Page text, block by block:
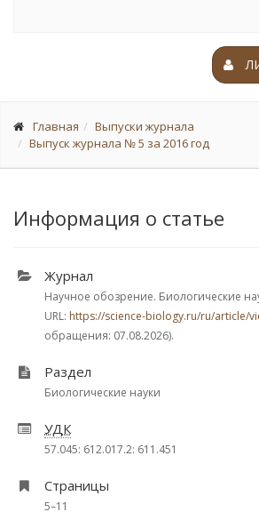
Главная
Выпуски журнала
Выпуск журнала № 5 за 2016 год
Информация о статье
Журнал
Научное обозрение. Биологические
URL: https://science-biology.ru/ru/article/
обращения: 07.08.2026).
Раздел
Биологические науки
УДК
57.045: 612.017.2: 611.451
Страницы
5–11